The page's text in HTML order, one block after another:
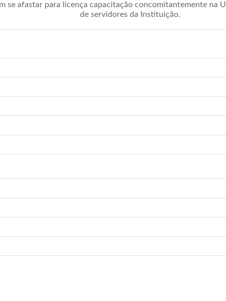
se afastar para licença capacitação concomitantemente na
de servidores da Instituição.